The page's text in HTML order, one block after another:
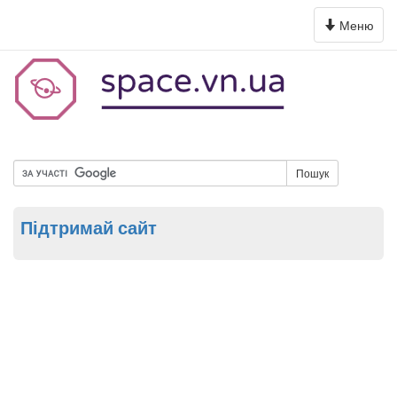
Toggle
navigation
Меню
Пошук
Підтримай сайт